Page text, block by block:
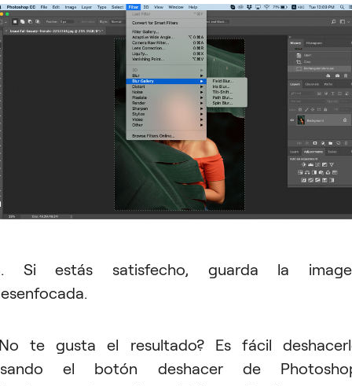
Si estás satisfecho, guarda la
te gusta el resultado? Es fácil
el botón deshacer de